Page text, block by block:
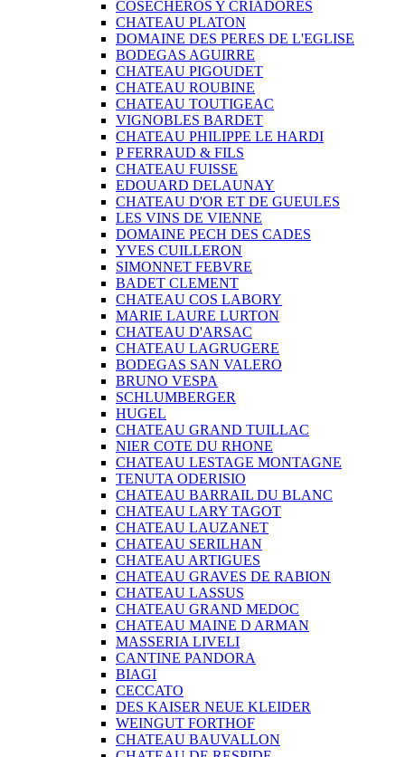
COSECHEROS Y CRIADORES
CHATEAU PLATON
DOMAINE DES PERES DE L'EGLISE
BODEGAS AGUIRRE
CHATEAU PIGOUDET
CHATEAU ROUBINE
CHATEAU TOUTIGEAC
VIGNOBLES BARDET
CHATEAU PHILIPPE LE HARDI
P FERRAUD & FILS
CHATEAU FUISSE
EDOUARD DELAUNAY
CHATEAU D'OR ET DE GUEULES
LES VINS DE VIENNE
DOMAINE PECH DES CADES
YVES CUILLERON
SIMONNET FEBVRE
BADET CLEMENT
CHATEAU COS LABORY
MARIE LAURE LURTON
CHATEAU D'ARSAC
CHATEAU LAGRUGERE
BODEGAS SAN VALERO
BRUNO VESPA
SCHLUMBERGER
HUGEL
CHATEAU GRAND TUILLAC
NIER COTE DU RHONE
CHATEAU LESTAGE MONTAGNE
TENUTA ODERISIO
CHATEAU BARRAIL DU BLANC
CHATEAU LARY TAGOT
CHATEAU LAUZANET
CHATEAU SERILHAN
CHATEAU ARTIGUES
CHATEAU GRAVES DE RABION
CHATEAU LASSUS
CHATEAU GRAND MEDOC
CHATEAU MAINE D ARMAN
MASSERIA LIVELI
CANTINE PANDORA
BIAGI
CECCATO
DES KAISER NEUE KLEIDER
WEINGUT FORTHOF
CHATEAU BAUVALLON